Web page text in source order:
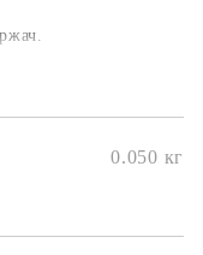
0.050 кг